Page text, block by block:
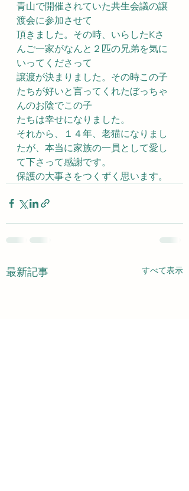
青山で開催されていた共生会議の譲
渡会に参加させて
頂きました。その時、いらしたKさ
んご一家がなんと２匹の兄弟を気に
いってくださって
譲渡が決まりました。その時この子
たちが好いと言ってくれたぼっちゃ
んのお陰でこの子
たちは幸せになりました。
それから、１４年、老猫になりまし
たが、本当に家族の一員として愛し
て下さって感謝です。
保護の大事さをつくずく思います。
最新記事 すべて表示